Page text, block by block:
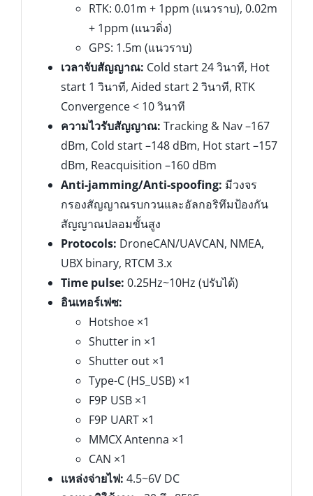
RTK: 0.01m + 1ppm (แนวราบ), 0.02m
+ 1ppm (แนวดิ่ง)
GPS: 1.5m (แนวราบ)
เวลาจับสัญญาณ: Cold start 24 วินาที, Hot
start 1 วินาที, Aided start 2 วินาที, RTK
Convergence < 10 วินาที
ความไวรับสัญญาณ: Tracking & Nav –167
dBm, Cold start –148 dBm, Hot start –157
dBm, Reacquisition –160 dBm
Anti-jamming/Anti-spoofing: มีวงจร
กรองสัญญาณรบกวนและอัลกอริทึมป้องกัน
สัญญาณปลอมขั้นสูง
Protocols: DroneCAN/UAVCAN, NMEA,
UBX binary, RTCM 3.x
Time pulse: 0.25Hz~10Hz (ปรับได้)
อินเทอร์เฟซ:
Hotshoe ×1
Shutter in ×1
Shutter out ×1
Type-C (HS_USB) ×1
F9P USB ×1
F9P UART ×1
MMCX Antenna ×1
CAN ×1
แหล่งจ่ายไฟ: 4.5~6V DC